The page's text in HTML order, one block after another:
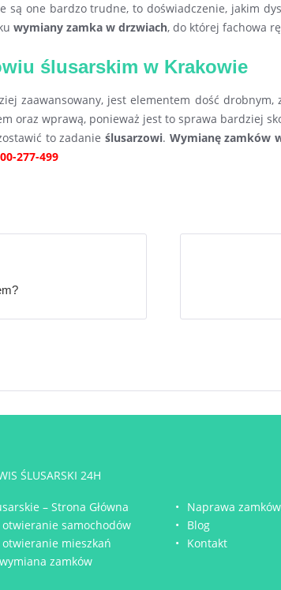
są one bardzo trudne, to doświadczenie, jakim
wymiany zamka w drzwiach, do której fachowa
ślusarskim w Krakowie
zaawansowany, jest elementem dość
oraz wprawą, ponieważ jest to sprawa bardziej
to zadanie ślusarzowi. Wymianę zamków
277-499
ŚLUSARSKI 24H
– Strona Główna
samochodów
mieszkań
zamków
Naprawa zamków
Blog
Kontakt